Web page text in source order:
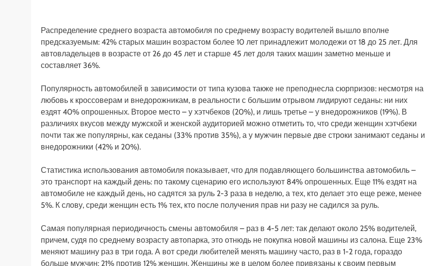
Распределение среднего возраста автомобиля по среднему возрасту водителей вышло вполне
предсказуемым: 42% старых машин возрастом более 10 лет принадлежит молодежи от 18 до 25 лет. Для
автовладельцев в возрасте от 26 до 45 лет и старше 45 лет доля таких машин заметно меньше и
составляет 36%.
Популярность автомобилей в зависимости от типа кузова также не преподнесла сюрпризов: несмотря на
любовь к кроссоверам и внедорожникам, в реальности с большим отрывом лидируют седаны: ни них
ездят 40% опрошенных. Второе место – у хэтчбеков (20%), и лишь третье – у внедорожников (19%). В
различиях вкусов между мужской и женской аудиторией можно отметить то, что среди женщин хэтчбеки
почти так же популярны, как седаны (33% против 35%), а у мужчин первые две строки занимают седаны и
внедорожники (42% и 20%).
Статистика использования автомобиля показывает, что для подавляющего большинства автомобиль –
это транспорт на каждый день: по такому сценарию его используют 84% опрошенных. Еще 11% ездят на
автомобиле не каждый день, но садятся за руль 2-3 раза в неделю, а тех, кто делает это еще реже, менее
5%. К слову, среди женщин есть 1% тех, кто после получения прав ни разу не садился за руль.
Самая популярная периодичность смены автомобиля – раз в 4-5 лет: так делают около 25% водителей,
причем, судя по среднему возрасту автопарка, это отнюдь не покупка новой машины из салона. Еще 23%
меняют машину раз в три года. А вот среди любителей менять машину часто, раз в 1-2 года, гораздо
больше мужчин: 21% против 12% женщин. Женщины же в целом более привязаны к своим первым